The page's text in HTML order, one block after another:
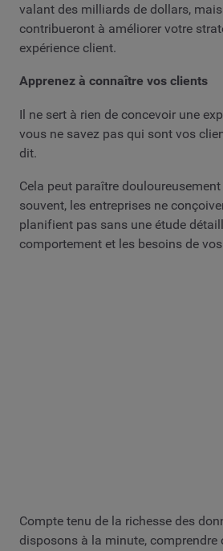
valant des milliards de dollars,
contribueront à améliorer votre
expérience client.
Apprenez à connaître vos clients
Il ne sert à rien de concevoir une
vous ne savez pas qui sont vos
dit.
Cela peut paraître
souvent, les entreprises ne
planifient pas sans une étude
comportement et les besoins de
Compte tenu de la richesse des
disposons à la minute, comprendre